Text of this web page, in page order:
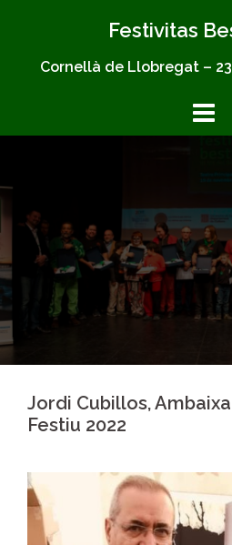
Festivitas
Cornellà de Llobregat –
Jordi Cubillos,
Festiu 2022